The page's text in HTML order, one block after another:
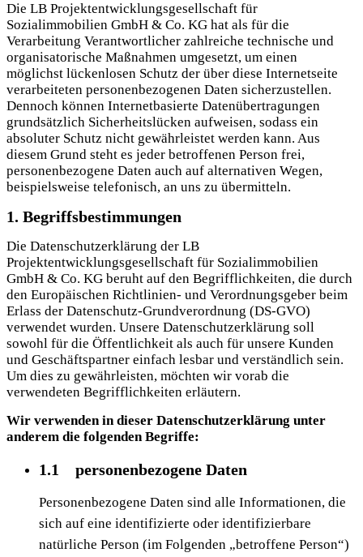
Die LB Projektentwicklungsgesellschaft für
Sozialimmobilien GmbH & Co. KG hat als für die
Verarbeitung Verantwortlicher zahlreiche technische und
organisatorische Maßnahmen umgesetzt, um einen
möglichst lückenlosen Schutz der über diese Internetseite
verarbeiteten personenbezogenen Daten sicherzustellen.
Dennoch können Internetbasierte Datenübertragungen
grundsätzlich Sicherheitslücken aufweisen, sodass ein
absoluter Schutz nicht gewährleistet werden kann. Aus
diesem Grund steht es jeder betroffenen Person frei,
personenbezogene Daten auch auf alternativen Wegen,
beispielsweise telefonisch, an uns zu übermitteln.
1. Begriffsbestimmungen
Die Datenschutzerklärung der LB
Projektentwicklungsgesellschaft für Sozialimmobilien
GmbH & Co. KG beruht auf den Begrifflichkeiten, die durch
den Europäischen Richtlinien- und Verordnungsgeber beim
Erlass der Datenschutz-Grundverordnung (DS-GVO)
verwendet wurden. Unsere Datenschutzerklärung soll
sowohl für die Öffentlichkeit als auch für unsere Kunden
und Geschäftspartner einfach lesbar und verständlich sein.
Um dies zu gewährleisten, möchten wir vorab die
verwendeten Begrifflichkeiten erläutern.
Wir verwenden in dieser Datenschutzerklärung unter
anderem die folgenden Begriffe:
1.1 personenbezogene Daten
Personenbezogene Daten sind alle Informationen, die
sich auf eine identifizierte oder identifizierbare
natürliche Person (im Folgenden „betroffene Person“)